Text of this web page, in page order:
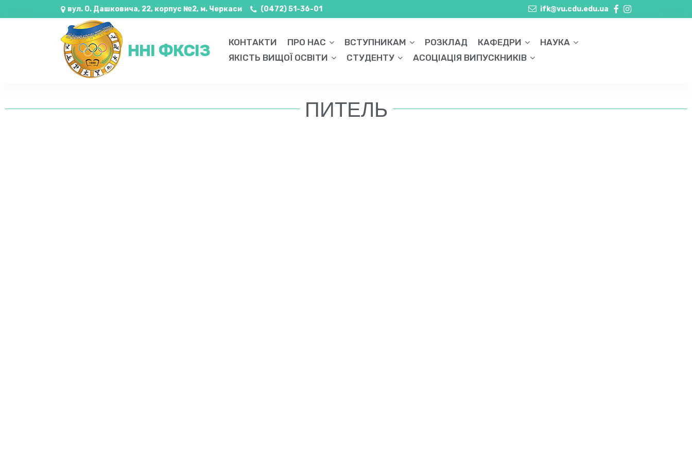
вул. О. Дашковича, 22, корпус №2, м. Черкаси (0472) 51-36-01 ifk@vu.cdu.edu.ua
ННІ ФКСІЗ КОНТАКТИ ПРО НАС ВСТУПНИКАМ РОЗКЛАД КАФЕДРИ
НАУКА
ЯКІСТЬ ВИЩОЇ ОСВІТИ
СТУДЕНТУ АСОЦІАЦІЯ ВИПУСКНИКІВ
ПИТЕЛЬ